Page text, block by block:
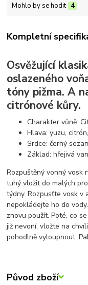
Mohlo by se hodit 4
Kompletní
Osvěžující
oslazeného
tóny pižma. A
citrónové kůry.
Charakter vůně:
Hlava: yuzu,
Srdce: černý
Základ: hřejivá
Rozpuštěný vonný vosk
tuhý vložit do malých
týdny. Rozpusťte vosk v
nepokládejte ho do
znovu použít. Poté, co
již nevoní, vložte na
pohodlně vyloupnout.
Původ zboží